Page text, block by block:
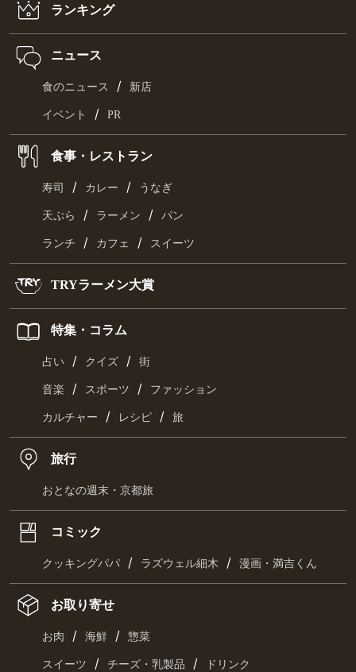
ランキング
ニュース
食のニュース / 新店
イベント / PR
食事・レストラン
寿司 / カレー / うなぎ
天ぷら / ラーメン / パン
ランチ / カフェ / スイーツ
TRYラーメン大賞
特集・コラム
占い / クイズ / 街
音楽 / スポーツ / ファッション
カルチャー / レシピ / 旅
旅行
おとなの週末・京都旅
コミック
クッキングパパ / ラズウェル細木 / 漫画・満吉くん
お取り寄せ
お肉 / 海鮮 / 惣菜
スイーツ / チーズ・乳製品 / ドリンク